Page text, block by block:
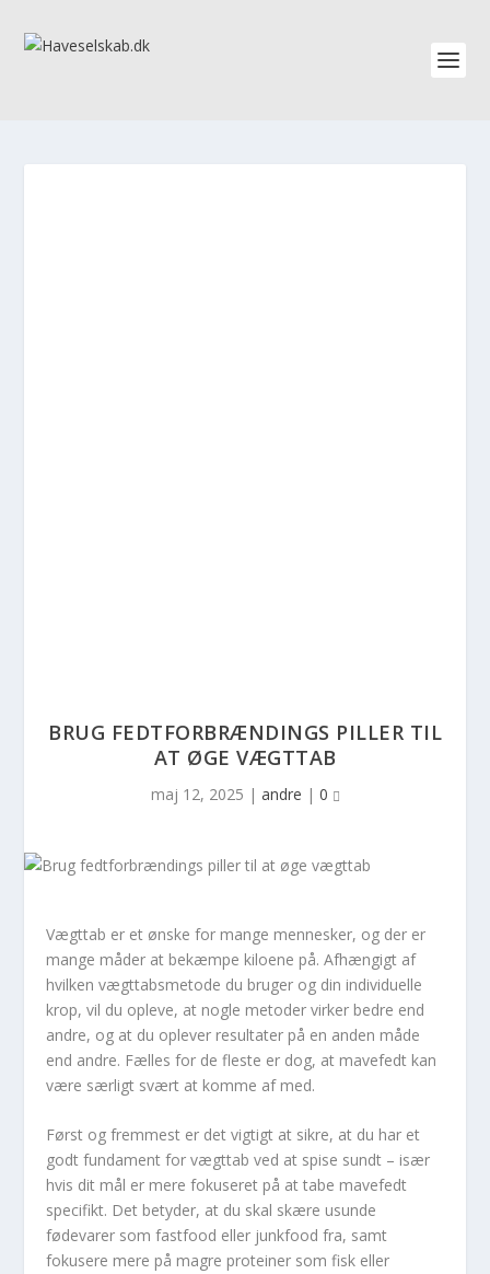
BRUG FEDTFORBRÆNDINGS PILLER TIL
AT ØGE VÆGTTAB
maj 12, 2025 | andre | 0
Vægttab er et ønske for mange mennesker, og der er
mange måder at bekæmpe kiloene på. Afhængigt af
hvilken vægttabsmetode du bruger og din individuelle
krop, vil du opleve, at nogle metoder virker bedre end
andre, og at du oplever resultater på en anden måde
end andre. Fælles for de fleste er dog, at mavefedt kan
være særligt svært at komme af med.
Først og fremmest er det vigtigt at sikre, at du har et
godt fundament for vægttab ved at spise sundt – især
hvis dit mål er mere fokuseret på at tabe mavefedt
specifikt. Det betyder, at du skal skære usunde
fødevarer som fastfood eller junkfood fra, samt
fokusere mere på magre proteiner som fisk eller